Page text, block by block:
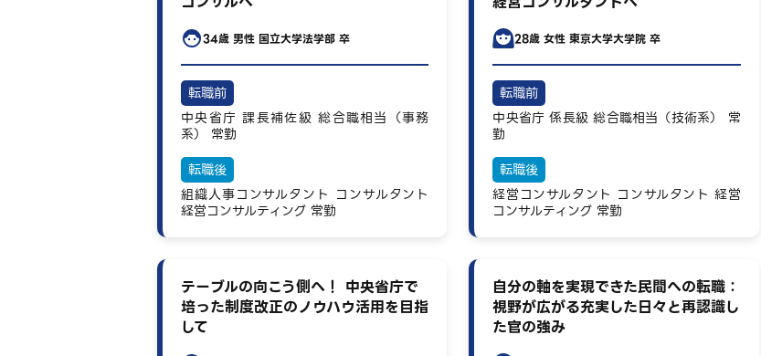
34歳 男性 国立大学法学部 卒
転職前
中央省庁 課長補佐級 総合職相当（事務
系）
常勤
転職後
組織人事コンサルタント コンサルタント
経営コンサルティング 常勤
28歳 女性 東京大学大学院 卒
転職前
中央省庁 係長級 総合職相当（技術系）
常
勤
転職後
経営コンサルタント コンサルタント 経営
コンサルティング 常勤
テーブルの向こう側へ！ 中央省庁で
培った制度改正のノウハウ活用を目指
して
自分の軸を実現できた民間への転職：
視野が広がる充実した日々と再認識し
た官の強み